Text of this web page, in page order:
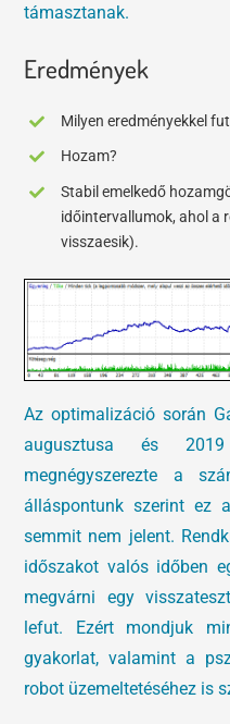
támasztanak.
Eredmények
Milyen eredményekkel
Hozam?
Stabil emelkedő
időintervallumok, ahol a
visszaesik).
Az optimalizáció során
augusztusa és
megnégyszerezte a
álláspontunk szerint ez
semmit nem jelent.
időszakot valós időben
megvárni egy
lefut. Ezért mondjuk
gyakorlat, valamint a
robot üzemeltetéséhez is